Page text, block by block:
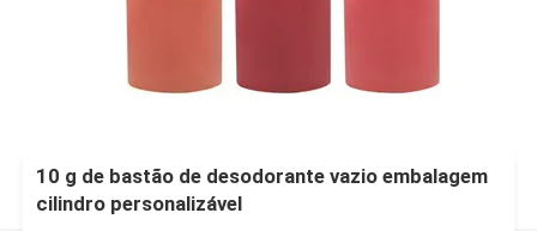
10 g de bastão de desodorante vazio embalagem
cilindro personalizável